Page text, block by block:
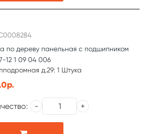
по дереву панельная с подшипником
12 1 09 04 006
д.29: 1 Штука